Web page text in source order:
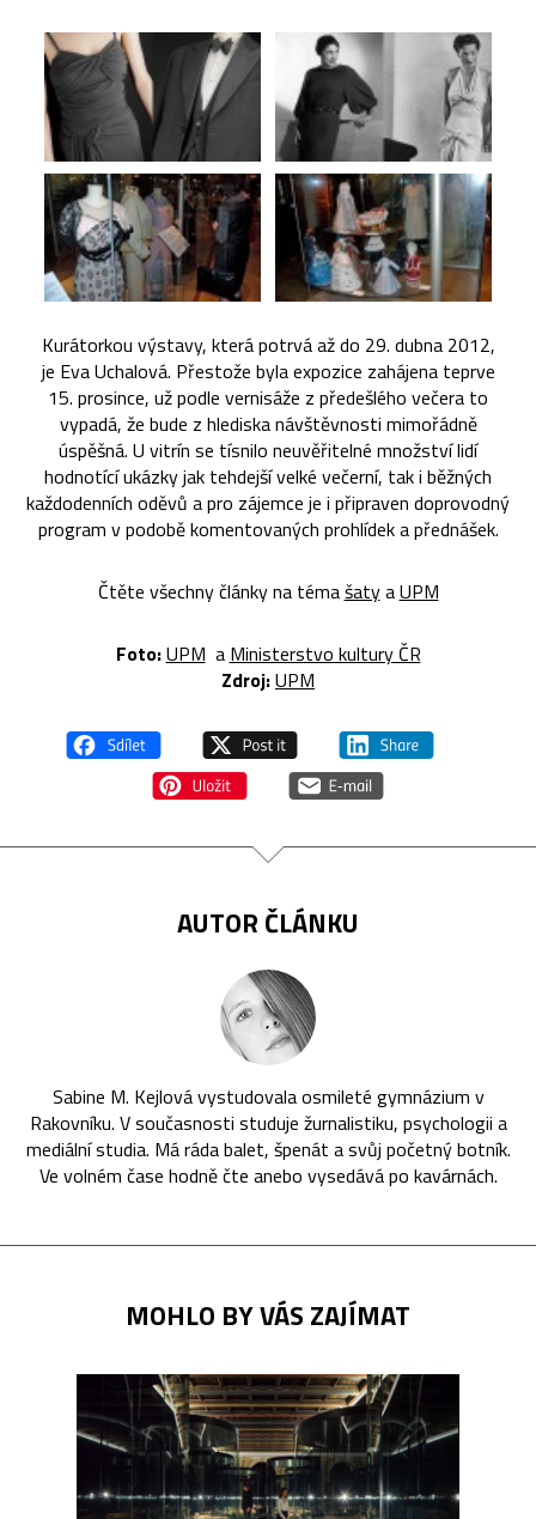
Kurátorkou výstavy, která potrvá až do 29. dubna 2012,
je Eva Uchalová. Přestože byla expozice zahájena teprve
15. prosince, už podle vernisáže z předešlého večera to
vypadá, že bude z hlediska návštěvnosti mimořádně
úspěšná. U vitrín se tísnilo neuvěřitelné množství lidí
hodnotící ukázky jak tehdejší velké večerní, tak i běžných
každodenních oděvů a pro zájemce je i připraven doprovodný
program v podobě komentovaných prohlídek a přednášek.
Čtěte všechny články na témašatyaUPM
Foto:UPM a Ministerstvo kultury ČR
Zdroj:UPM
AUTOR ČLÁNKU
Sabine M. Kejlová vystudovala osmileté gymnázium v
Rakovníku. V současnosti studuje žurnalistiku, psychologii a
mediální studia. Má ráda balet, špenát a svůj početný botník.
Ve volném čase hodně čte anebo vysedává po kavárnách.
MOHLO BY VÁS ZAJÍMAT